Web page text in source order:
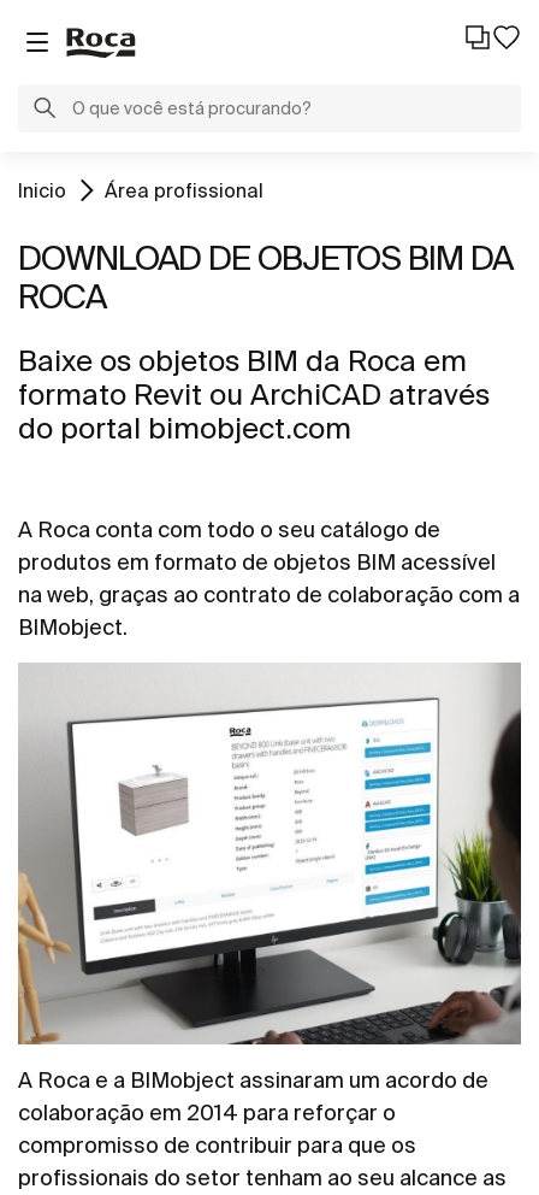
Inicio Área profissional
DOWNLOAD DE OBJETOS BIM DA
ROCA
Baixe os objetos BIM da Roca em
formato Revit ou ArchiCAD através
do portal bimobject.com
A Roca conta com todo o seu catálogo de
produtos em formato de objetos BIM acessível
na web, graças ao contrato de colaboração com a
BIMobject.
A Roca e a BIMobject assinaram um acordo de
colaboração em 2014 para reforçar o
compromisso de contribuir para que os
profissionais do setor tenham ao seu alcance as